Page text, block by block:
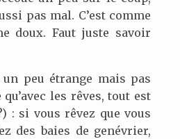
pas mal. C’est comme
doux. Faut juste savoir
peu étrange mais pas
les rêves, tout est
: si vous rêvez que vous
des baies de genévrier,